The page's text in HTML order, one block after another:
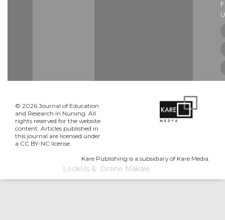
© 2026 Journal of Education
and Research in Nursing. All
rights reserved for the website
content. Articles published in
this journal are licensed under
a CC BY-NC license.
Kare Publishing is a subsidiary of Kare Media.
LookUs& Online Makale